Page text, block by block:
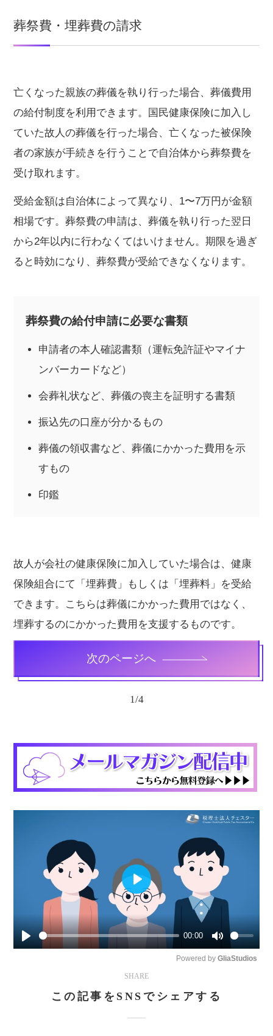
葬祭費・埋葬費の請求
亡くなった親族の葬儀を執り行った場合、葬儀費用
の給付制度を利用できます。国民健康保険に加入し
ていた故人の葬儀を行った場合、亡くなった被保険
者の家族が手続きを行うことで自治体から葬祭費を
受け取れます。
受給金額は自治体によって異なり、1〜7万円が金額
相場です。葬祭費の申請は、葬儀を執り行った翌日
から2年以内に行わなくてはいけません。期限を過ぎ
ると時効になり、葬祭費が受給できなくなります。
葬祭費の給付申請に必要な書類
申請者の本人確認書類（運転免許証やマイナ
ンバーカードなど）
会葬礼状など、葬儀の喪主を証明する書類
振込先の口座が分かるもの
葬儀の領収書など、葬儀にかかった費用を示
すもの
印鑑
故人が会社の健康保険に加入していた場合は、健康
保険組合にて「埋葬費」もしくは「埋葬料」を受給
できます。こちらは葬儀にかかった費用ではなく、
埋葬するのにかかった費用を支援するものです。
次のページへ
1/4
Play
00:00
Mute
Play
Powered by GliaStudios
SHARE
この記事をSNSでシェアする